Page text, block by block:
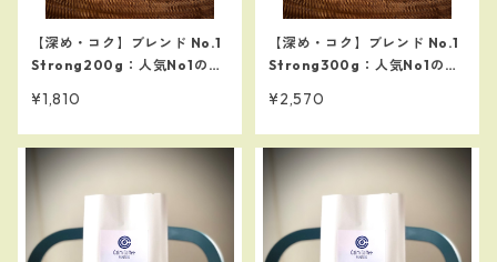
【深め・コク】ブレンド No.1
Strong200g：人気No1のス
チオピアゴヨを贅沢に使用
¥1,810
【深め・コク】ブレンド No.1
Strong300g：人気No1のス
チオピアゴヨを贅沢に使用
¥2,570